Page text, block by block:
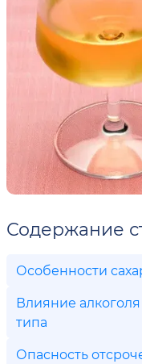
Содержание
Особенности
Влияние
типа
Опасность